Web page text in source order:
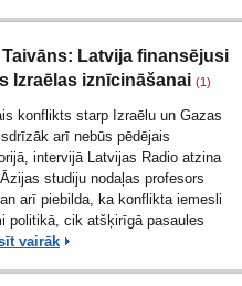
Latvija finansējusi
Izraēlas iznīcināšanai (1)
konflikts starp Izraēlu un Gazas
arī nebūs pēdējais
intervijā Latvijas Radio atzina
studiju nodaļas profesors
arī piebilda, ka konflikta iemesli
politikā, cik atšķirīgā pasaules
vairāk